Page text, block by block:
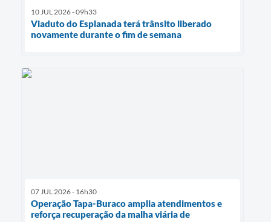
10 JUL 2026 - 09h33
Viaduto do Esplanada terá trânsito liberado
novamente durante o fim de semana
07 JUL 2026 - 16h30
Operação Tapa-Buraco amplia atendimentos e
reforça recuperação da malha viária de